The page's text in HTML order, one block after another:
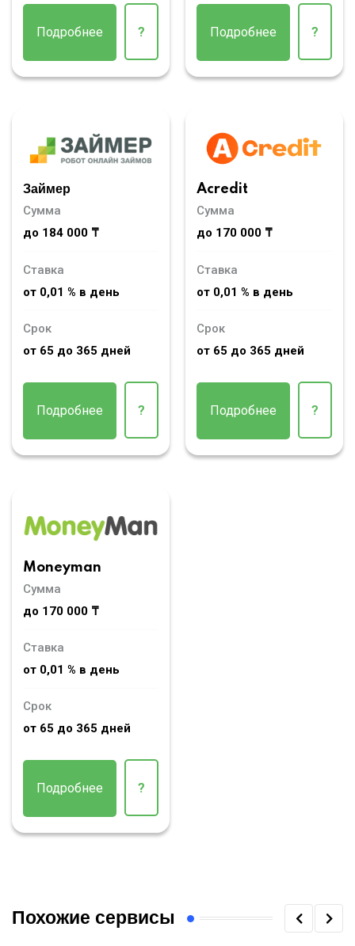
Подробнее ? Подробнее ?
Займер
Сумма
до 184 000 ₸
Ставка
от 0,01 % в день
Срок
от 65 до 365 дней
Подробнее ?
Acredit
Сумма
до 170 000 ₸
Ставка
от 0,01 % в день
Срок
от 65 до 365 дней
Подробнее ?
Moneyman
Сумма
до 170 000 ₸
Ставка
от 0,01 % в день
Срок
от 65 до 365 дней
Подробнее ?
Похожие сервисы